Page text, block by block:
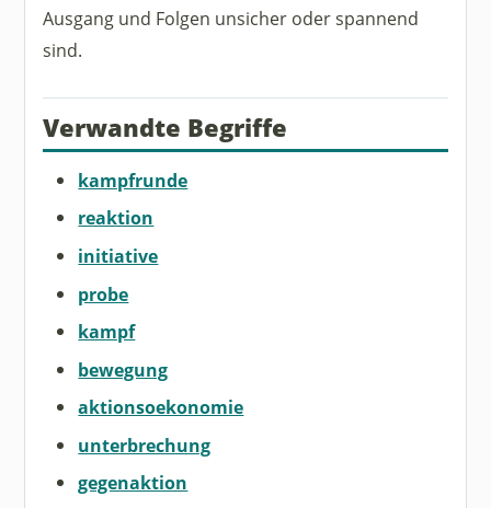
Ausgang und Folgen unsicher oder spannend
sind.
Verwandte Begriffe
kampfrunde
reaktion
initiative
probe
kampf
bewegung
aktionsoekonomie
unterbrechung
gegenaktion